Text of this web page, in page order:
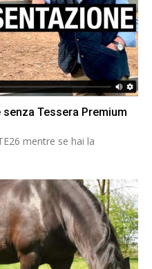
senza Tessera Premium
mentre se hai la